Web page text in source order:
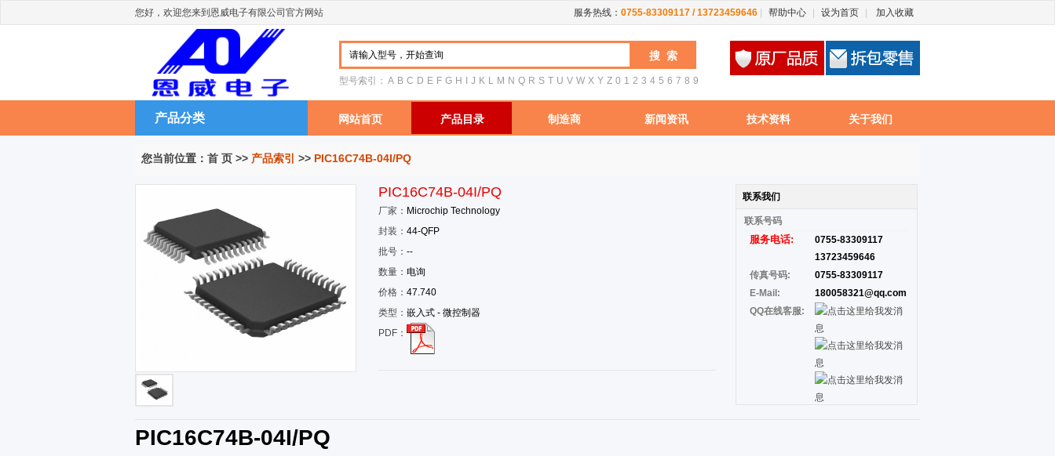
您好，欢迎您来到恩威电子有限公司官方网站 服务热线： 0755-83309117 / 13723459646 帮助中心 设为首页 加入收藏
型号索引： A B C D E F G H J K L M N Q R S T U V W X Y Z 0 1 2 3 4 5 6 7 8 9
产品分类 网站首页 产品目录 制造商 新闻资讯 技术资料 关于我们
您当前位置： 首 页 >> 产品索引 >> PIC16C74B-04I/PQ
PIC16C74B-04I/PQ
厂家： Microchip Technology
封装： 44-QFP
批号： --
数量： 电询
价格： 47.740
类型： 嵌入式 - 微控制器
PDF：
联系我们
联系号码
服务电话:
0755-83309117
13723459646
传真号码:
0755-83309117
E-Mail:
180058321@qq.com
QQ在线客服:
PIC16C74B-04I/PQ